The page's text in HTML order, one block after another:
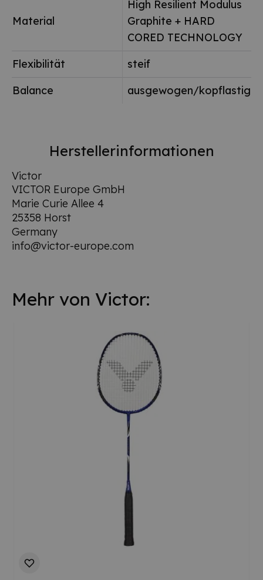
Material
High Resilient Modulus
Graphite + HARD
CORED TECHNOLOGY
Flexibilität
steif
Balance
ausgewogen/kopflastig
Herstellerinformationen
Victor
VICTOR Europe GmbH
Marie Curie Allee 4
25358 Horst
Germany
info@victor-europe.com
Mehr von Victor: